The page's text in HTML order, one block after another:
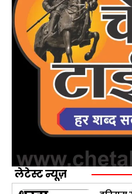
लेटेस्ट न्यूज़